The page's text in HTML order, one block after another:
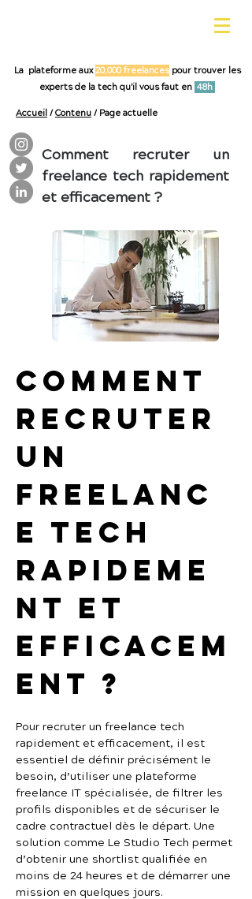
La plateforme aux20,000 freelancespour trouver les
experts de la tech qu'il vous faut en 48h
Accueil / Contenu / Page actuelle
Comment recruter un
freelance tech rapidement
et efficacement ?
Comment
recruter
un
freelanc
e tech
rapideme
nt et
efficacem
ent ?
Pour recruter un freelance tech
rapidement et efficacement, il est
essentiel de définir précisément le
besoin, d’utiliser une plateforme
freelance IT spécialisée, de filtrer les
profils disponibles et de sécuriser le
cadre contractuel dès le départ. Une
solution comme Le Studio Tech permet
d’obtenir une shortlist qualifiée en
moins de 24 heures et de démarrer une
mission en quelques jours.